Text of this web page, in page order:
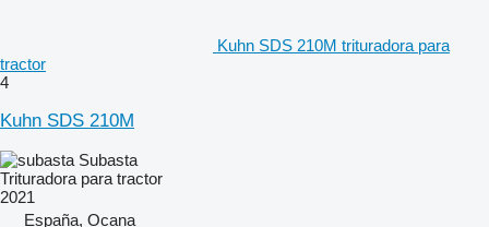
Kuhn SDS 210M trituradora para
tractor
4
Kuhn SDS 210M
Subasta
Trituradora para tractor
2021
España, Ocana